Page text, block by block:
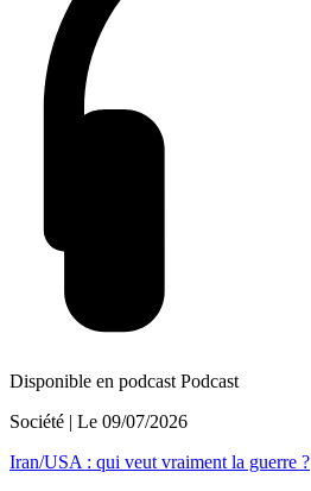
Disponible en podcast Podcast
Société | Le 09/07/2026
Iran/USA : qui veut vraiment la guerre ?